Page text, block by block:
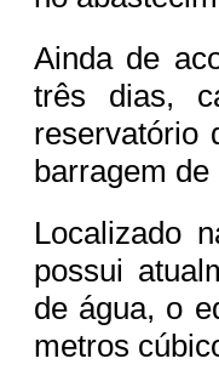
Ainda de
três dias,
reservatório
barragem
Localizado
possui
de água, o
metros